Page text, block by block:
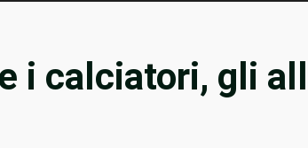
i calciatori, gli